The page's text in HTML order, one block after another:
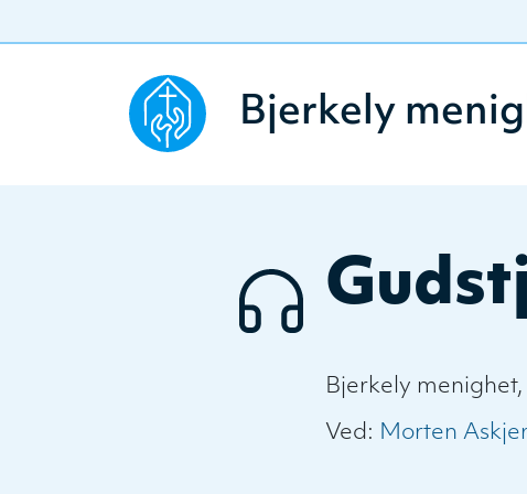
Bjerkely
Bjerkely
Ved: Morten